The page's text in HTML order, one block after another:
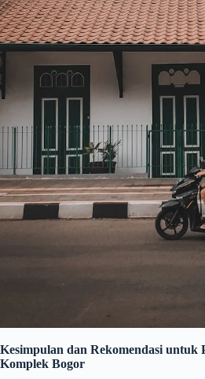
Kesimpulan dan Rekomendasi untuk
Komplek Bogor